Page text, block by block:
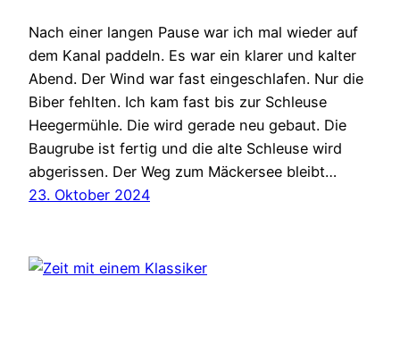
Nach einer langen Pause war ich mal wieder auf
dem Kanal paddeln. Es war ein klarer und kalter
Abend. Der Wind war fast eingeschlafen. Nur die
Biber fehlten. Ich kam fast bis zur Schleuse
Heegermühle. Die wird gerade neu gebaut. Die
Baugrube ist fertig und die alte Schleuse wird
abgerissen. Der Weg zum Mäckersee bleibt…
23. Oktober 2024